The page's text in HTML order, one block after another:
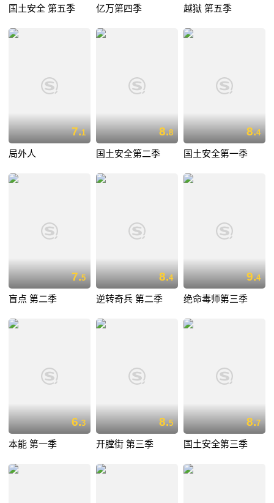
国土安全 第五季 亿万第四季 越狱 第五季
7.1
局外人
8.8
国土安全第二季
8.4
国土安全第一季
7.5
盲点 第二季
8.4
逆转奇兵 第二季
9.4
绝命毒师第三季
6.3
本能 第一季
8.5
开膛街 第三季
8.7
国土安全第三季